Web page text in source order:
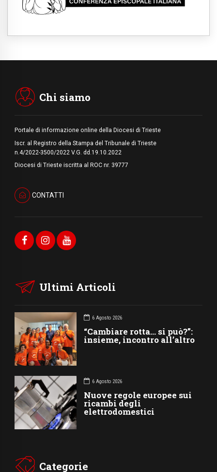
Chi siamo
Portale di informazione online della Diocesi di Trieste
Iscr. al Registro della Stampa del Tribunale di Trieste
n.4/2022-3500/2022 V.G. dd.19.10.2022
Diocesi di Trieste iscritta al ROC nr. 39777
CONTATTI
Ultimi Articoli
6 Agosto 2026
“Cambiare rotta… si può?”:
insieme, incontro all’altro
6 Agosto 2026
Nuove regole europee sui
ricambi degli
elettrodomestici
Categorie